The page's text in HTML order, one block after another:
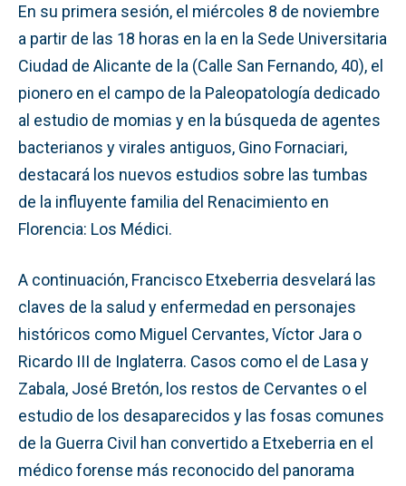
En su primera sesión, el miércoles 8 de noviembre
a partir de las 18 horas en la en la Sede Universitaria
Ciudad de Alicante de la (Calle San Fernando, 40), el
pionero en el campo de la Paleopatología dedicado
al estudio de momias y en la búsqueda de agentes
bacterianos y virales antiguos, Gino Fornaciari,
destacará los nuevos estudios sobre las tumbas
de la influyente familia del Renacimiento en
Florencia: Los Médici.
A continuación, Francisco Etxeberria desvelará las
claves de la salud y enfermedad en personajes
históricos como Miguel Cervantes, Víctor Jara o
Ricardo III de Inglaterra. Casos como el de Lasa y
Zabala, José Bretón, los restos de Cervantes o el
estudio de los desaparecidos y las fosas comunes
de la Guerra Civil han convertido a Etxeberria en el
médico forense más reconocido del panorama